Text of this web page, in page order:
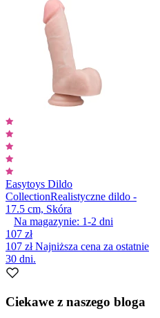
Easytoys Dildo
CollectionRealistyczne dildo -
17.5 cm, Skóra
Na magazynie: 1-2 dni
107 zł
107 złNajniższa cena za ostatnie
30 dni.
Ciekawe z naszego bloga